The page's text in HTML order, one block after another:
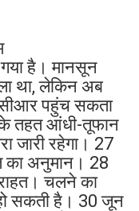
है। मानसून
था, लेकिन अब
पहुंच सकता
के तहत आंधी-तूफान
जारी रहेगा। 27
अनुमान। 28
चलने का
सकती है। 30 जून